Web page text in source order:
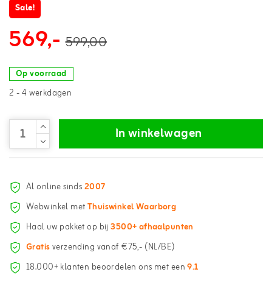
Sale!
569,- 599,00
Op voorraad
2 - 4 werkdagen
In winkelwagen
Al online sinds2007
Webwinkel metThuiswinkel Waarborg
Haal uw pakket op bij3500+ afhaalpunten
Gratisverzending vanaf €75,- (NL/BE)
18.000+ klanten beoordelen ons met een9.1